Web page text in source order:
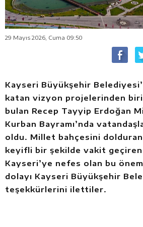
29 Mayıs 2026, Cuma 09:50
Kayseri Büyükşehir
katan vizyon projelerinden
bulan Recep Tayyip Erdoğan
Kurban Bayramı’nda
oldu. Millet bahçesini
keyifli bir şekilde vakit
Kayseri’ye nefes olan bu
dolayı Kayseri Büyükşehir
teşekkürlerini ilettiler.